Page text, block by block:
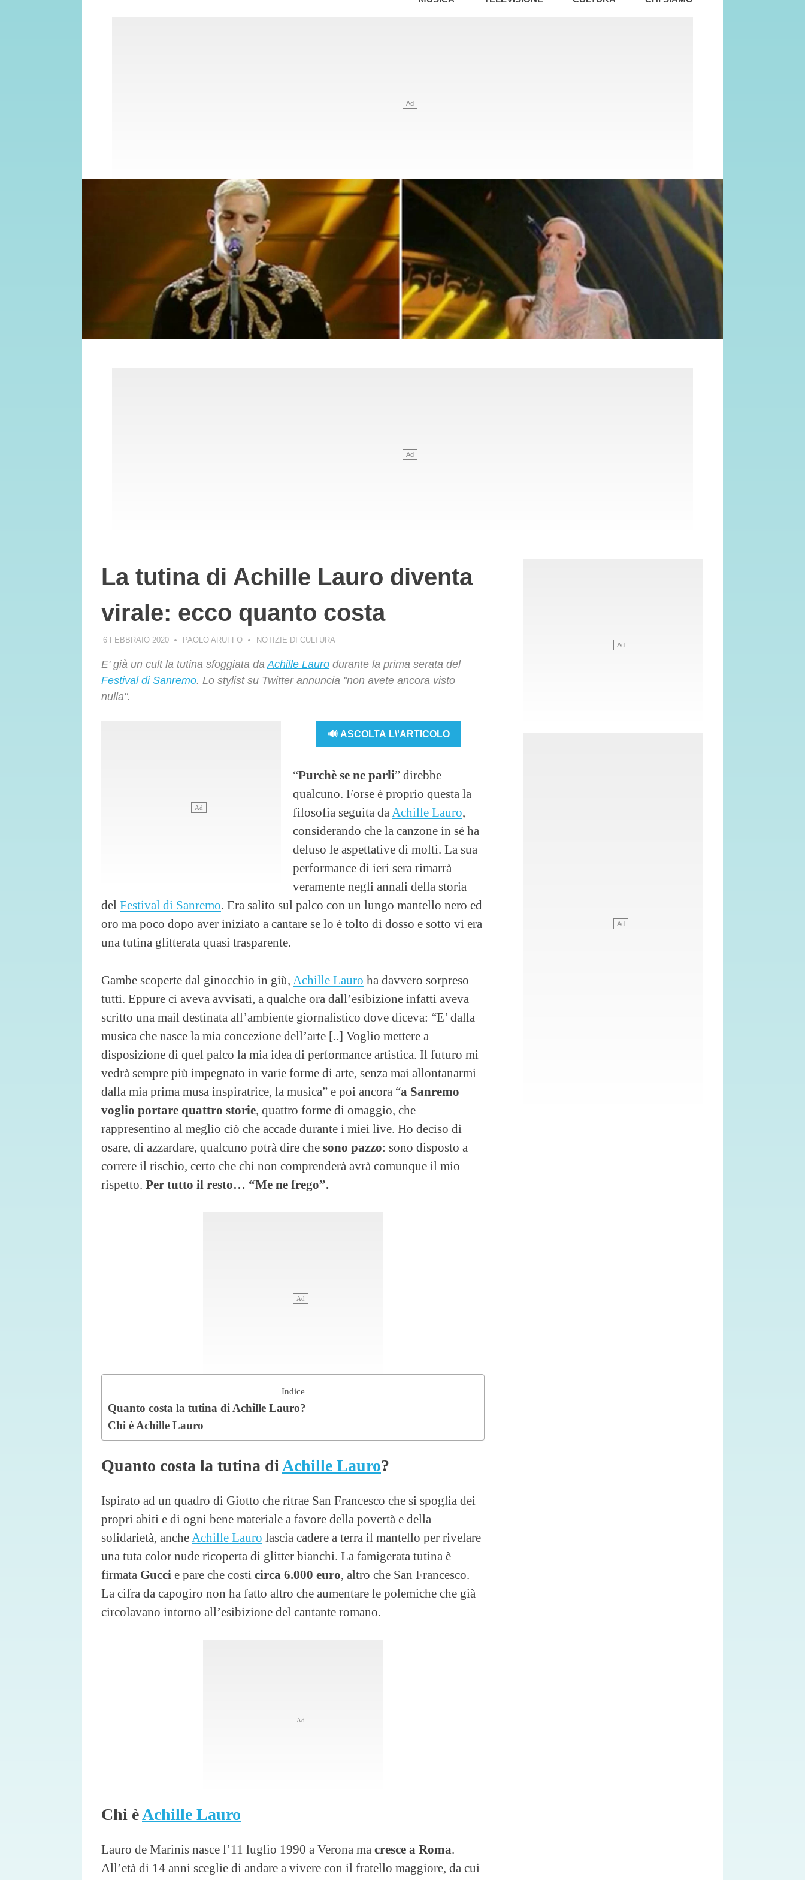
La tutina di Achille Lauro diventa
virale: ecco quanto costa
6 FEBBRAIO 2020 PAOLO ARUFFO NOTIZIE DI CULTURA
E' già un cult la tutina sfoggiata daAchille Lauro durante la prima serata del
Festival di Sanremo. Lo stylist su Twitter annuncia "non avete ancora visto
nulla".
🔊 ASCOLTA L\'ARTICOLO
“Purchè se ne parli” direbbe
qualcuno. Forse è proprio questa la
filosofia seguita da Achille Lauro,
considerando che la canzone in sé ha
deluso le aspettative di molti. La sua
performance di ieri sera rimarrà
veramente negli annali della storia
del Festival di Sanremo. Era salito sul palco con un lungo mantello nero ed
oro ma poco dopo aver iniziato a cantare se lo è tolto di dosso e sotto vi era
una tutina glitterata quasi trasparente.
Gambe scoperte dal ginocchio in giù, Achille Lauro ha davvero sorpreso
tutti. Eppure ci aveva avvisati, a qualche ora dall’esibizione infatti aveva
scritto una mail destinata all’ambiente giornalistico dove diceva: “E’ dalla
musica che nasce la mia concezione dell’arte [..] Voglio mettere a
disposizione di quel palco la mia idea di performance artistica. Il futuro mi
vedrà sempre più impegnato in varie forme di arte, senza mai allontanarmi
dalla mia prima musa inspiratrice, la musica” e poi ancora “a Sanremo
voglio portare quattro storie, quattro forme di omaggio, che
rappresentino al meglio ciò che accade durante i miei live. Ho deciso di
osare, di azzardare, qualcuno potrà dire che sono pazzo: sono disposto a
correre il rischio, certo che chi non comprenderà avrà comunque il mio
rispetto. Per tutto il resto… “Me ne frego”.
Indice
Quanto costa la tutina di Achille Lauro?
Chi è Achille Lauro
Quanto costa la tutina di Achille Lauro?
Ispirato ad un quadro di Giotto che ritrae San Francesco che si spoglia dei
propri abiti e di ogni bene materiale a favore della povertà e della
solidarietà, anche Achille Lauro lascia cadere a terra il mantello per rivelare
una tuta color nude ricoperta di glitter bianchi. La famigerata tutina è
firmata Gucci e pare che costi circa 6.000 euro, altro che San Francesco.
La cifra da capogiro non ha fatto altro che aumentare le polemiche che già
circolavano intorno all’esibizione del cantante romano.
Chi èAchille Lauro
Lauro de Marinis nasce l’11 luglio 1990 a Verona ma cresce a Roma.
All’età di 14 anni sceglie di andare a vivere con il fratello maggiore, da cui